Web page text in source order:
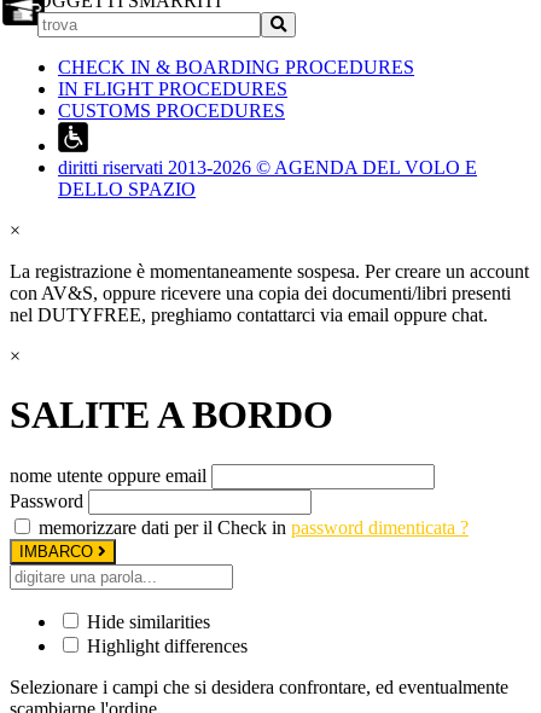
CHECK IN & BOARDING PROCEDURES
IN FLIGHT PROCEDURES
CUSTOMS PROCEDURES
diritti riservati 2013-2026 © AGENDA DEL VOLO E
DELLO SPAZIO
×
La registrazione è momentaneamente sospesa. Per creare un account
con AV&S, oppure ricevere una copia dei documenti/libri presenti
nel DUTYFREE, preghiamo contattarci via email oppure chat.
×
SALITE A BORDO
nome utente oppure email
Password
memorizzare dati per il Check in password dimenticata ?
IMBARCO
Hide similarities
Highlight differences
Selezionare i campi che si desidera confrontare, ed eventualmente
scambiarne l'ordine.